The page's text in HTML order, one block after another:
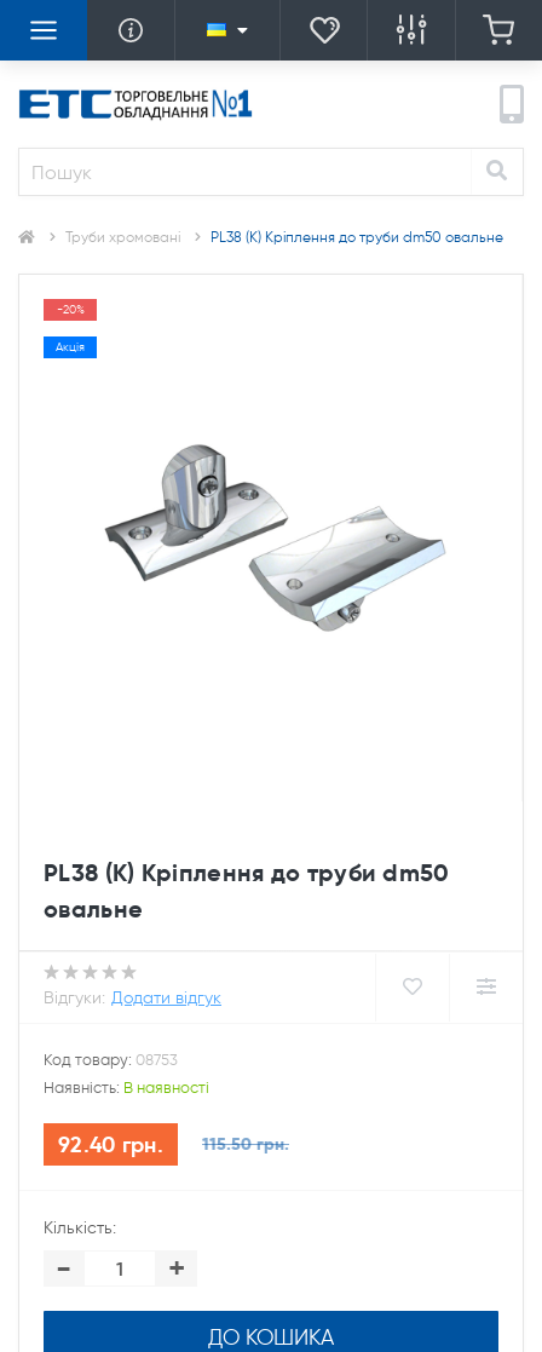
Труби хромовані PL38 (К) Кріплення до труби dm50 овальне
-20%
Акція
PL38 (К) Кріплення до труби dm50
овальне
Відгуки: Додати відгук
Код товару: 08753
Наявність: В наявності
92.40 грн. 115.50 грн.
Кількість:
- +
ДО КОШИКА